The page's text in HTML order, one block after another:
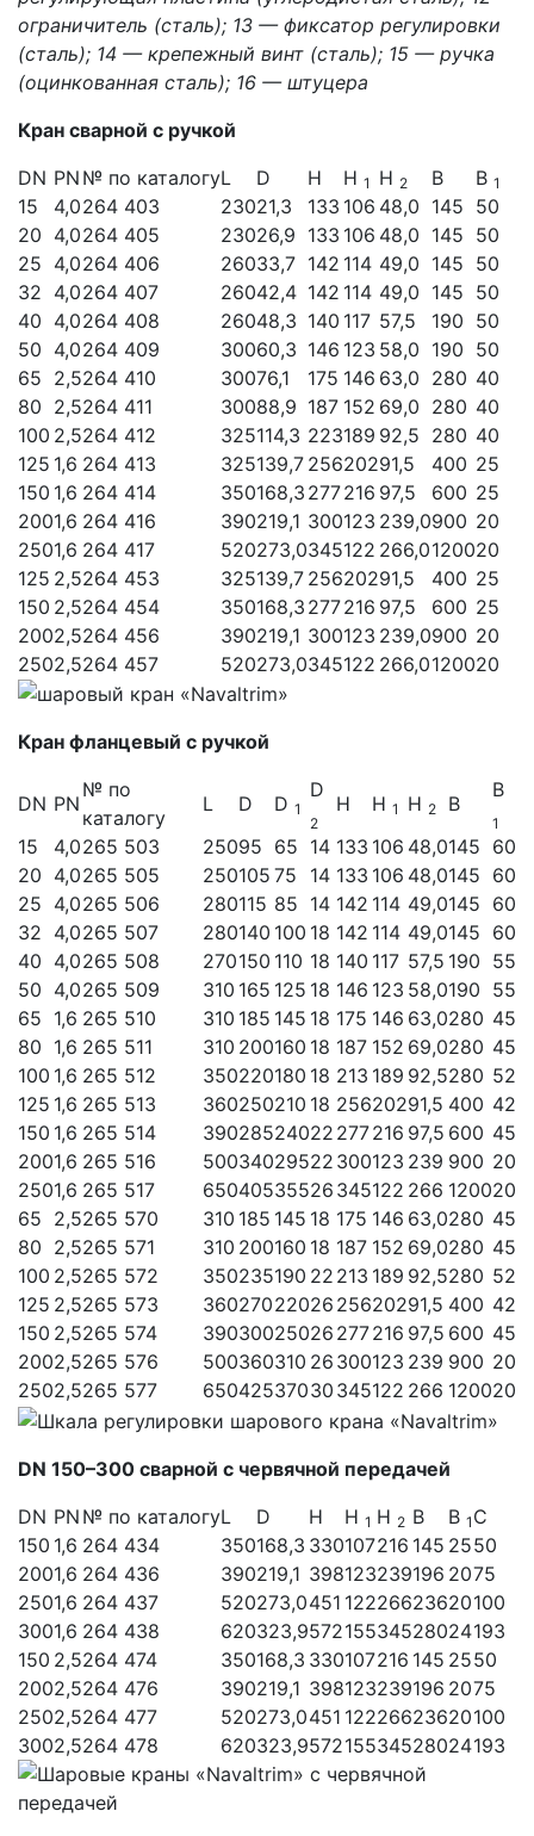
ограничитель (сталь); 13 — фиксатор регулировки
(сталь); 14 — крепежный винт (сталь); 15 — ручка
(оцинкованная сталь); 16 — штуцера
Кран сварной с ручкой
DN PN № по каталогуL D H H 1 H 2 B B 1
15 4,0264 403 23021,3 133 106 48,0 145 50
20 4,0264 405 23026,9 133 106 48,0 145 50
25 4,0264 406 26033,7 142 114 49,0 145 50
32 4,0264 407 26042,4 142 114 49,0 145 50
40 4,0264 408 26048,3 140 117 57,5 190 50
50 4,0264 409 30060,3 146 123 58,0 190 50
65 2,5264 410 30076,1 175 146 63,0 280 40
80 2,5264 411 30088,9 187 152 69,0 280 40
100 2,5264 412 325114,3 223189 92,5 280 40
125 1,6 264 413 325139,7 25620291,5 400 25
150 1,6 264 414 350168,3 277216 97,5 600 25
2001,6 264 416 390219,1 300123 239,0900 20
2501,6 264 417 520273,0345122 266,0120020
125 2,5264 453 325139,7 25620291,5 400 25
150 2,5264 454 350168,3 277216 97,5 600 25
2002,5264 456 390219,1 300123 239,0900 20
2502,5264 457 520273,0345122 266,0120020
Кран фланцевый с ручкой
DN PN
№ по
каталогу
L D D 1
D
2
H H 1 H 2 B
B
1
15 4,0265 503 25095 65 14 133 106 48,0145 60
20 4,0265 505 250105 75 14 133 106 48,0145 60
25 4,0265 506 280115 85 14 142 114 49,0145 60
32 4,0265 507 280140 100 18 142 114 49,0145 60
40 4,0265 508 270150 110 18 140 117 57,5 190 55
50 4,0265 509 310 165 125 18 146 123 58,0190 55
65 1,6 265 510 310 185 145 18 175 146 63,0280 45
80 1,6 265 511 310 200160 18 187 152 69,0280 45
100 1,6 265 512 350220180 18 213 189 92,5280 52
125 1,6 265 513 360250210 18 25620291,5 400 42
150 1,6 265 514 39028524022 277216 97,5 600 45
2001,6 265 516 50034029522 300123 239 900 20
2501,6 265 517 65040535526 345122 266 120020
65 2,5265 570 310 185 145 18 175 146 63,0280 45
80 2,5265 571 310 200160 18 187 152 69,0280 45
100 2,5265 572 350235190 22 213 189 92,5280 52
125 2,5265 573 36027022026 25620291,5 400 42
150 2,5265 574 39030025026 277216 97,5 600 45
2002,5265 576 500360310 26 300123 239 900 20
2502,5265 577 65042537030 345122 266 120020
DN 150–300 сварной с червячной передачей
DN PN № по каталогуL D H H 1 H 2 B B 1 C
150 1,6 264 434 350168,3 330107216 145 2550
2001,6 264 436 390219,1 398123239196 2075
2501,6 264 437 520273,0451 12226623620100
3001,6 264 438 620323,957215534528024193
150 2,5264 474 350168,3 330107216 145 2550
2002,5264 476 390219,1 398123239196 2075
2502,5264 477 520273,0451 12226623620100
3002,5264 478 620323,957215534528024193